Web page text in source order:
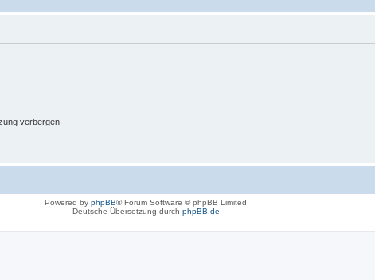
verbergen
Powered by phpBB® Forum Software © phpBB Limited
Deutsche Übersetzung durch phpBB.de